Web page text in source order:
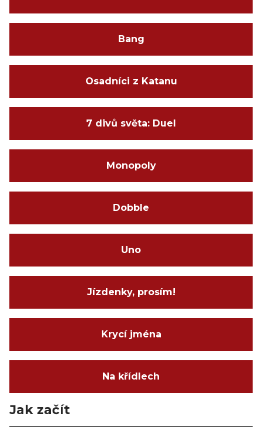
Bang
Osadníci z Katanu
7 divů světa: Duel
Monopoly
Dobble
Uno
Jízdenky, prosím!
Krycí jména
Na křídlech
Jak začít